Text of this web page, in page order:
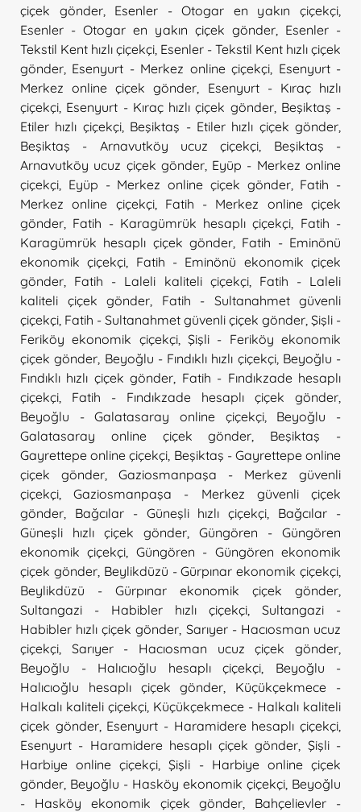
çiçek gönder, Esenler - Otogar en yakın çiçekçi
Esenler - Otogar en yakın çiçek gönder
Esenler -
Tekstil Kent hızlı çiçekçi Esenler - Tekstil Kent hızlı çiçek
gönder Esenyurt - Merkez online çiçekçi Esenyurt -
Merkez online çiçek gönder
Esenyurt - Kıraç hızlı
çiçekçi Esenyurt - Kıraç hızlı çiçek gönder, Beşiktaş -
Etiler hızlı çiçekçi, Beşiktaş - Etiler hızlı çiçek gönder
Beşiktaş - Arnavutköy ucuz çiçekçi
Beşiktaş -
Arnavutköy ucuz çiçek gönder, Eyüp - Merkez online
çiçekçi
Eyüp - Merkez online çiçek gönder, Fatih -
Merkez online çiçekçi, Fatih - Merkez online çiçek
gönder Fatih - Karagümrük hesaplı çiçekçi
Fatih -
Karagümrük hesaplı çiçek gönder Fatih - Eminönü
ekonomik çiçekçi
Fatih - Eminönü ekonomik çiçek
gönder
Fatih - Laleli kaliteli çiçekçi, Fatih - Laleli
kaliteli çiçek gönder
Fatih - Sultanahmet güvenli
çiçekçi Fatih - Sultanahmet güvenli çiçek gönder Şişli -
Feriköy ekonomik çiçekçi,Şişli - Feriköy ekonomik
çiçek gönder Beyoğlu - Fındıklı hızlı çiçekçi, Beyoğlu -
Fındıklı hızlı çiçek gönder Fatih - Fındıkzade hesaplı
çiçekçi
Fatih - Fındıkzade hesaplı çiçek gönder
Beyoğlu - Galatasaray online çiçekçi, Beyoğlu -
Galatasaray online çiçek gönder
Beşiktaş -
Gayrettepe online çiçekçi Beşiktaş - Gayrettepe online
çiçek gönder
Gaziosmanpaşa - Merkez güvenli
çiçekçi ,Gaziosmanpaşa - Merkez güvenli çiçek
gönder
Bağcılar - Güneşli hızlı çiçekçi
Bağcılar -
Güneşli hızlı çiçek gönder
Güngören - Güngören
ekonomik çiçekçi
Güngören - Güngören ekonomik
çiçek gönder, Beylikdüzü - Gürpınar ekonomik çiçekçi
Beylikdüzü - Gürpınar ekonomik çiçek gönder
Sultangazi - Habibler hızlı çiçekçi
Sultangazi -
Habibler hızlı çiçek gönder Sarıyer - Hacıosman ucuz
çiçekçi
Sarıyer - Hacıosman ucuz çiçek gönder
Beyoğlu - Halıcıoğlu hesaplı çiçekçi
Beyoğlu -
Halıcıoğlu hesaplı çiçek gönder
Küçükçekmece -
Halkalı kaliteli çiçekçi Küçükçekmece - Halkalı kaliteli
çiçek gönder, Esenyurt - Haramidere hesaplı çiçekçi
Esenyurt - Haramidere hesaplı çiçek gönder Şişli -
Harbiye online çiçekçi ,Şişli - Harbiye online çiçek
gönder Beyoğlu - Hasköy ekonomik çiçekçi Beyoğlu
- Hasköy ekonomik çiçek gönder
Bahçelievler -